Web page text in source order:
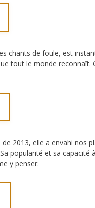
chants de foule, est
tout le monde reconnaît.
2013, elle a envahi nos
popularité et sa capacité
y penser.